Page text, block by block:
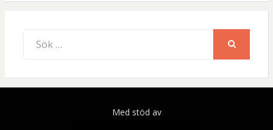
efter:
Med stöd av